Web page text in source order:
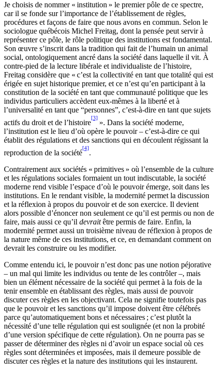
Je choisis de nommer « institution » le premier pôle de ce spectre,
car il se fonde sur l’importance de l’établissement de règles,
procédures et façons de faire que nous avons en commun. Selon le
sociologue québécois Michel Freitag, dont la pensée peut servir à
représenter ce pôle, le rôle politique des institutions est fondamental.
Son œuvre s’inscrit dans la tradition qui fait de l’humain un animal
social, ontologiquement ancré dans la société dans laquelle il vit. À
contre-pied de la lecture libérale et individualiste de l’histoire,
Freitag considère que « c’est la collectivité en tant que totalité qui est
érigée en sujet historique premier, et ce n’est qu’en participant à la
constitution de la société en tant que communauté politique que les
individus particuliers accèdent eux-mêmes à la liberté et à
l’universalité en tant que “personnes”, c’est-à-dire en tant que sujets
actifs du droit et de l’histoire
[3]
». Dans la société moderne,
l’institution est le lieu d’où opère le pouvoir – c’est-à-dire ce qui
établit des régulations et des sanctions qui en découlent régissant la
reproduction de la société
[4]
.
Contrairement aux sociétés « primitives » où l’ensemble de la culture
et les régulations sociales formaient un tout indiscutable, la société
moderne rend visible l’espace d’où le pouvoir émerge, soit dans les
institutions. En le rendant visible, la modernité permet la discussion
et la réflexion à propos du pouvoir et de son exercice. Il devient
alors possible d’énoncer non seulement ce qu’il est permis ou non de
faire, mais aussi ce qu’il devraitêtre permis de faire. Enfin, la
modernité permet aussi un troisième niveau de réflexion à propos de
la nature même de ces institutions, et ce, en demandant comment on
devrait les construire ou les modifier.
Comme entendu ici, le pouvoir n’est donc pas une notion péjorative
– un mal qui limite les individus ou tente de les contrôler –, mais
bien un élément nécessaire de la société qui permet à la fois de la
tenir ensemble en établissant des règles, mais aussi de pouvoir
discuter ces règles en les objectivant. Cela ne signifie toutefois pas
que le pouvoir et les sanctions qu’il impose doivent être célébrés
parce qu’automatiquement bons et nécessaires ; c’est plutôt la
nécessité d’une telle régulation qui est soulignée (et non la probité
d’une version spécifique de cette régulation). On ne pourra pas se
passer de déterminer des règles ni d’avoir un espace social où ces
règles sont déterminées et imposées, mais il demeure possible de
discuter ces règles et la nature des institutions qui les instaurent.